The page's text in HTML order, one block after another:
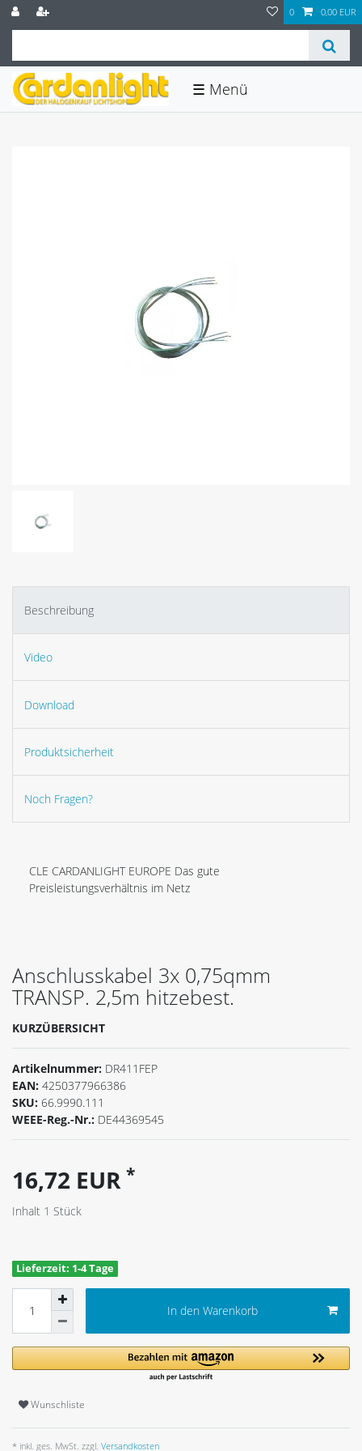
0 0,00 EUR
☰
Beschreibung
Video
Download
Produktsicherheit
Noch Fragen?
CLE CARDANLIGHT EUROPE Das gute
Preisleistungsverhältnis im Netz
Anschlusskabel 3x 0,75qmm
TRANSP. 2,5m hitzebest.
KURZÜBERSICHT
Artikelnummer: DR411FEP
EAN: 4250377966386
SKU: 66.9990.111
WEEE-Reg.-Nr.: DE44369545
16,72 EUR *
Inhalt 1 Stück
Lieferzeit: 1-4 Tage
In den Warenkorb
Wunschliste
* inkl. ges. MwSt. zzgl. Versandkosten